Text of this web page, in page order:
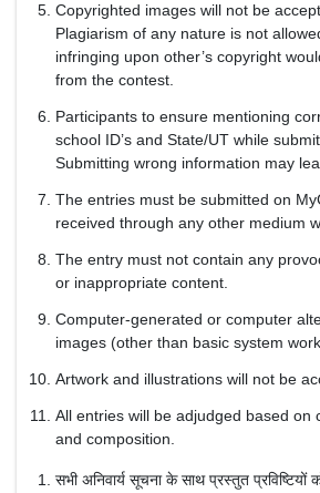
Copyrighted images will not be
Plagiarism of any nature is not
infringing upon other’s copyright
from the contest.
Participants to ensure mentioning
school ID’s and State/UT while
Submitting wrong information may
The entries must be submitted on
received through any other medium
The entry must not contain any
or inappropriate content.
Computer-generated or computer
images (other than basic system
Artwork and illustrations will not be
All entries will be adjudged based on
and composition.
सभी अनिवार्य सूचना के साथ प्रस्तुत प्रविष्टियों